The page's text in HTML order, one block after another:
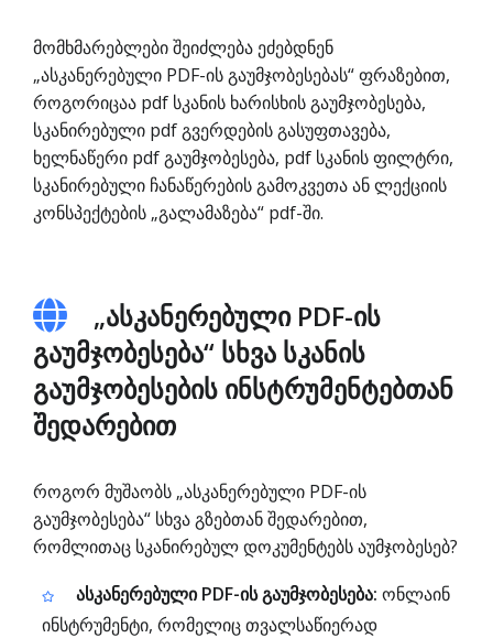
მომხმარებლები შეიძლება ეძებდნენ
„ასკანერებული PDF-ის გაუმჯობესებას“ ფრაზებით,
როგორიცაა pdf სკანის ხარისხის გაუმჯობესება,
სკანირებული pdf გვერდების გასუფთავება,
ხელნაწერი pdf გაუმჯობესება, pdf სკანის ფილტრი,
სკანირებული ჩანაწერების გამოკვეთა ან ლექციის
კონსპექტების „გალამაზება“ pdf-ში.
„ასკანერებული PDF-ის
გაუმჯობესება“ სხვა სკანის
გაუმჯობესების ინსტრუმენტებთან
შედარებით
როგორ მუშაობს „ასკანერებული PDF-ის
გაუმჯობესება“ სხვა გზებთან შედარებით,
რომლითაც სკანირებულ დოკუმენტებს აუმჯობესებ?
ასკანერებული PDF-ის გაუმჯობესება: ონლაინ
ინსტრუმენტი, რომელიც თვალსაწიერად